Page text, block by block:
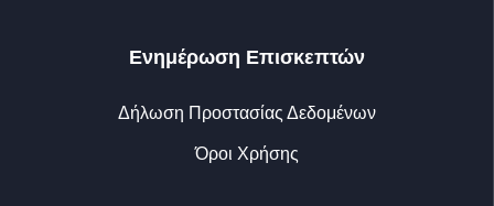
Ενημέρωση Επισκεπτών
Δήλωση Προστασίας Δεδομένων
Όροι Χρήσης